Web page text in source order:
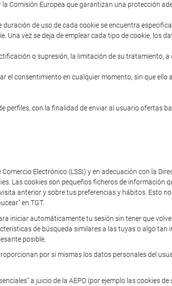
Comisión Europea que garantizan una protección
duración de uso de cada cookie se encuentra
Una vez se deja de emplear cada tipo de cookie, los
o supresión, la limitación de su tratamiento, a
consentimiento en cualquier momento, sin que ello
perfiles, con la finalidad de enviar al usuario ofertas
Electrónico (LSSI) y en adecuación con la
Las cookies son pequeños ficheros de información
anterior y sobre tus preferencias y hábitos. Esto
en TGT.
iniciar automáticamente tu sesión sin tener que
de búsqueda similares a las tuyas o algo tan
posible.
por si mismas los datos personales del
a juicio de la AEPD (por ejemplo las cookies de